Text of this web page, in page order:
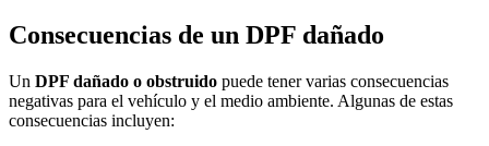
Consecuencias de un DPF dañado
Un DPF dañado o obstruido puede tener varias consecuencias
negativas para el vehículo y el medio ambiente. Algunas de estas
consecuencias incluyen: